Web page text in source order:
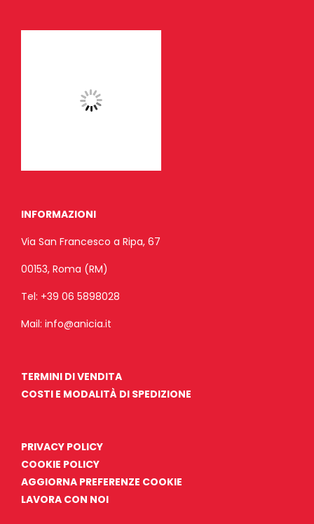
INFORMAZIONI
Via San Francesco a Ripa, 67
00153, Roma (RM)
Tel: +39 06 5898028
Mail: info@anicia.it
TERMINI DI VENDITA
COSTI E MODALITÀ DI SPEDIZIONE
PRIVACY POLICY
COOKIE POLICY
AGGIORNA PREFERENZE COOKIE
LAVORA CON NOI